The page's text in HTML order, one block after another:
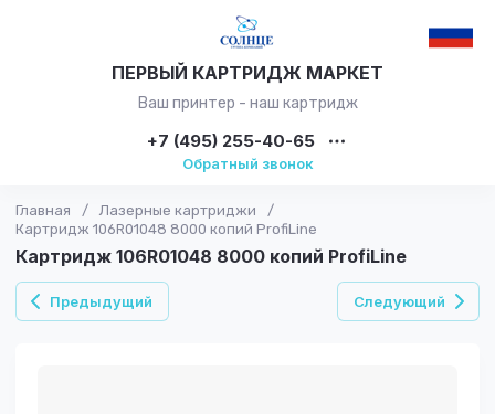
ПЕРВЫЙ КАРТРИДЖ МАРКЕТ
Ваш принтер - наш картридж
+7 (495) 255-40-65
Обратный звонок
Главная / Лазерные картриджи
/
Картридж 106R01048 8000 копий ProfiLine
Картридж 106R01048 8000 копий ProfiLine
Предыдущий Следующий